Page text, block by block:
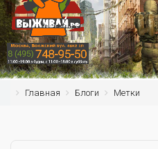
Главная Блоги Метки